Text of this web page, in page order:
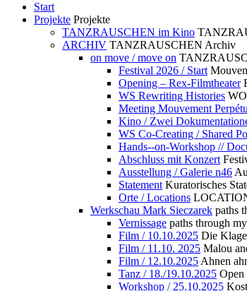
Start
Projekte Projekte
TANZRAUSCHEN im Kino
ARCHIV TANZRAUSCHEN Archiv
on move / move on
Festival 2026 / Start
Opening – Rex-Filmtheater
WS Rewriting Histories
Meeting Mouvement
Kino / Zwei
WS Co-Creating / Shared
Hands--on-Workshop //
Abschluss mit Konzert
Ausstellung / Galerie n46
Statement Kuratorisches
Orte / Locations
Werkschau Mark Sieczarek paths
Vernissage paths through
Film / 10.10.2025 Die
Film / 11.10. 2025 Malou
Film / 12.10.2025 Ahnen
Tanz / 18./19.10.2025 Open
Workshop / 25.10.2025